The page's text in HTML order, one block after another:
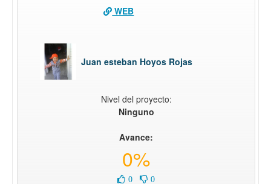
WEB
Juan esteban Hoyos Rojas
Nivel del proyecto:
Ninguno
Avance:
0%
0 0